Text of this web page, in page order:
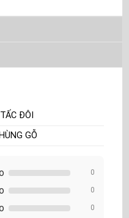
ĐÔI
GỖ
0
0
0